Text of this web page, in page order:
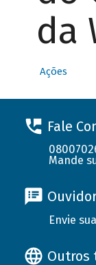
da
Ações
Fale
Mande
Envie
Outros